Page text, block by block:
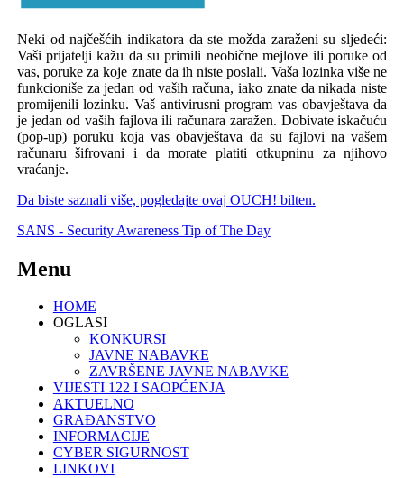
Neki od najčešćih indikatora da ste možda zaraženi su sljedeći:
Vaši prijatelji kažu da su primili neobične mejlove ili poruke od
vas, poruke za koje znate da ih niste poslali. Vaša lozinka više ne
funkcioniše za jedan od vaših računa, iako znate da nikada niste
promijenili lozinku. Vaš antivirusni program vas obavještava da
je jedan od vaših fajlova ili računara zaražen. Dobivate iskačuću
(pop-up) poruku koja vas obavještava da su fajlovi na vašem
računaru šifrovani i da morate platiti otkupninu za njihovo
vraćanje.
Da biste saznali više, pogledajte ovaj OUCH! bilten.
SANS - Security Awareness Tip of The Day
Menu
HOME
OGLASI
KONKURSI
JAVNE NABAVKE
ZAVRŠENE JAVNE NABAVKE
VIJESTI 122 I SAOPĆENJA
AKTUELNO
GRAĐANSTVO
INFORMACIJE
CYBER SIGURNOST
LINKOVI